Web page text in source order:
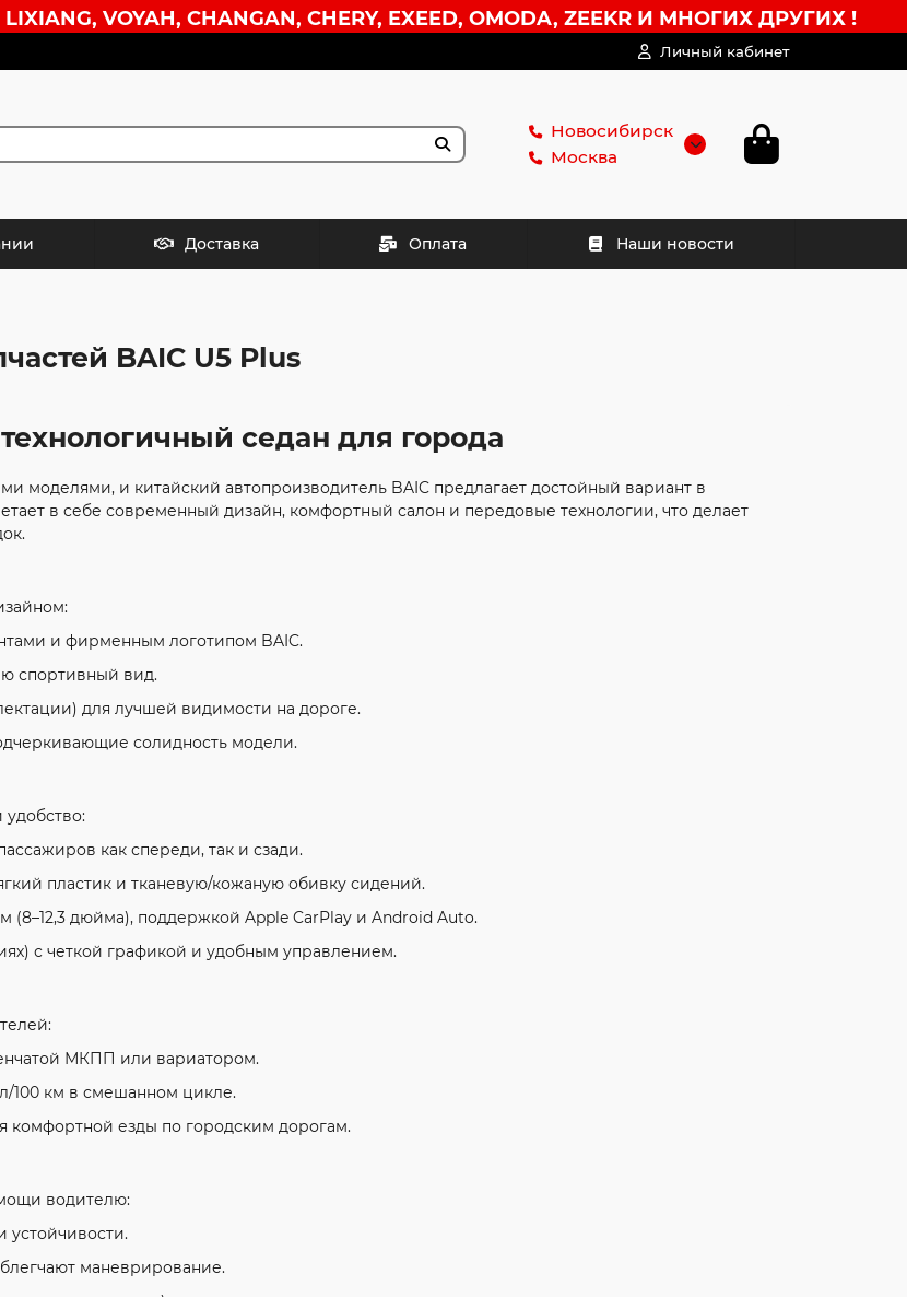
VOYAH, CHANGAN, CHERY, EXEED, OMODA, ZEEKR И МНОГИХ ДРУГИХ !
Личный кабинет
Новосибирск
Москва
Доставка Оплата Наши новости
BAIC U5 Plus
седан для города
моделями, и китайский автопроизводитель BAIC предлагает достойный вариант в
в себе современный дизайн, комфортный салон и передовые технологии, что делает
и фирменным логотипом BAIC.
спортивный вид.
для лучшей видимости на дороге.
солидность модели.
как спереди, так и сзади.
пластик и тканевую/кожаную обивку сидений.
(8–12,3 дюйма), поддержкой Apple CarPlay и Android Auto.
с четкой графикой и удобным управлением.
МКПП или вариатором.
100 км в смешанном цикле.
комфортной езды по городским дорогам.
водителю:
маневрирование.